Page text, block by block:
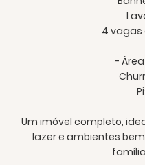
4
-
Um imóvel completo,
lazer e ambientes